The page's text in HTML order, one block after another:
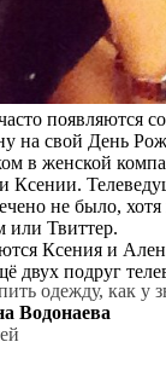
одежду, как у
на свой День
в женской
не было,
или Твиттер.
Ксения и
двух подруг
Водонаева